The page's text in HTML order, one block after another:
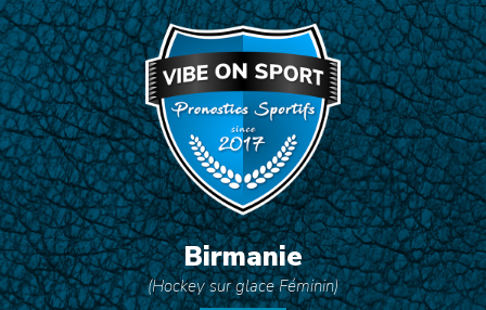
Birmanie
(Hockey sur glace Féminin)